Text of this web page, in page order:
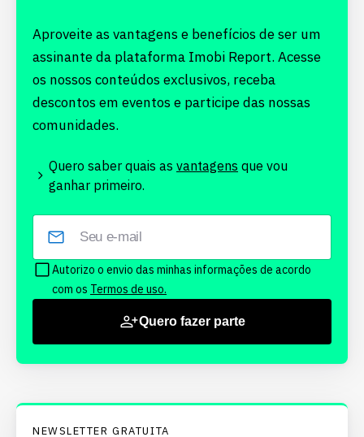
Aproveite as vantagens e benefícios de ser um
assinante da plataforma Imobi Report. Acesse
os nossos conteúdos exclusivos, receba
descontos em eventos e participe das nossas
comunidades.
Quero saber quais as vantagens que vou
ganhar primeiro.
Autorizo o envio das minhas informações de acordo
com os Termos de uso.
Quero fazer parte
NEWSLETTER GRATUITA